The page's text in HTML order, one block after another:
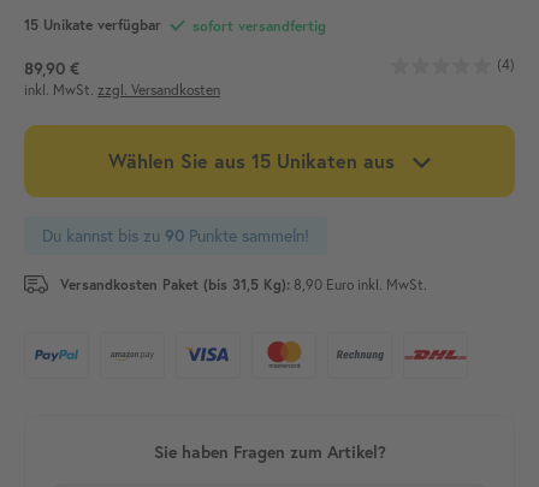
15 Unikate verfügbar sofort versandfertig
89,90 €
(4)
inkl. MwSt. zzgl. Versandkosten
Wählen Sie aus 15 Unikaten aus
Du kannst bis zu 90 Punkte sammeln!
Versandkosten Paket (bis 31,5 Kg): 8,90 Euro inkl. MwSt.